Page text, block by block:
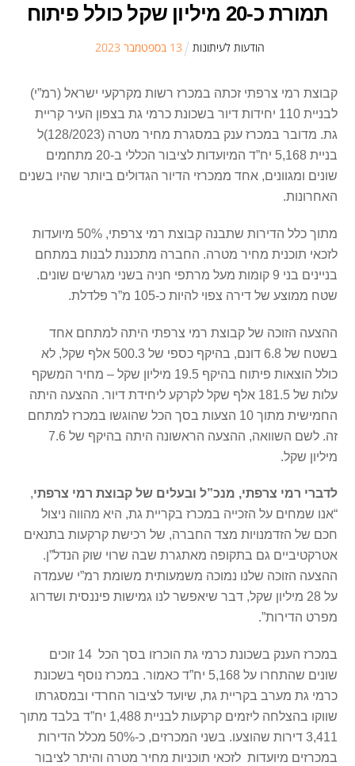
תמורת כ-20 מיליון שקל כולל פיתוח
הודעות לעיתונות 13 בספטמבר 2023
קבוצת רמי צרפתי זכתה במכרז רשות מקרקעי ישראל (רמ”י)
לבניית 110 יחידות דיור בשכונת כרמי גת בצפון העיר קריית
גת. מדובר במכרז ענק במסגרת מחיר מטרה (128/2023)ל
בניית 5,168 יח”ד המיועדות לציבור הכללי ב-20 מתחמים
שונים ומגוונים, אחד ממכרזי הדיור הגדולים ביותר שהיו בשנים
האחרונות.
מתוך כלל הדירות שתבנה קבוצת רמי צרפתי, 50% מיועדות
לזכאי תוכנית מחיר מטרה. החברה מתכננת לבנות במתחם
בניינים בני 9 קומות מעל מרתפי חניה בשני מגרשים שונים.
שטח ממוצע של דירה צפוי להיות כ-105 מ”ר פלדלת.
ההצעה הזוכה של קבוצת רמי צרפתי היתה למתחם אחד
בשטח של 6.8 דונם, בהיקף כספי של 500.3 אלף שקל, לא
כולל הוצאות פיתוח בהיקף 19.5 מיליון שקל – מחיר המשקף
עלות של 181.5 אלף שקל לקרקע ליחידת דיור. ההצעה היתה
החמישית מתוך 10 הצעות בסך הכל שהוגשו במכרז למתחם
זה. לשם השוואה, ההצעה הראשונה היתה בהיקף של 7.6
מיליון שקל.
לדברי רמי צרפתי, מנכ”ל ובעלים של קבוצת רמי צרפתי,
“אנו שמחים על הזכייה במכרז בקריית גת, היא מהווה ניצול
חכם של הזדמנויות מצד החברה, של רכישת קרקעות בתנאים
אטרקטיביים גם בתקופה מאתגרת שבה שרוי שוק הנדל”ן.
ההצעה הזוכה שלנו נמוכה משמעותית משומת רמ”י שעמדה
על 28 מיליון שקל, דבר שיאפשר לנו גמישות פיננסית ושדרוג
מפרט הדירות”.
במכרז הענק בשכונת כרמי גת הוכרזו בסך הכל 14 זוכים
שונים שהתחרו על 5,168 יח”ד כאמור. במכרז נוסף בשכונת
כרמי גת מערב בקריית גת, שיועד לציבור החרדי ובמסגרתו
שווקו בהצלחה ליזמים קרקעות לבניית 1,488 יח”ד בלבד מתוך
3,411 דירות שהוצעו. בשני המכרזים, כ-50% מכלל הדירות
במכרזים מיועדות לזכאי תוכניות מחיר מטרה והיתר לציבור